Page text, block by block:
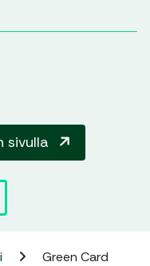
sivulla
Green Card